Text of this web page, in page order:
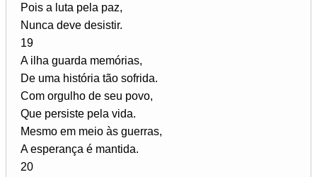
Pois a luta pela paz,
Nunca deve desistir.
19
A ilha guarda memórias,
De uma história tão sofrida.
Com orgulho de seu povo,
Que persiste pela vida.
Mesmo em meio às guerras,
A esperança é mantida.
20